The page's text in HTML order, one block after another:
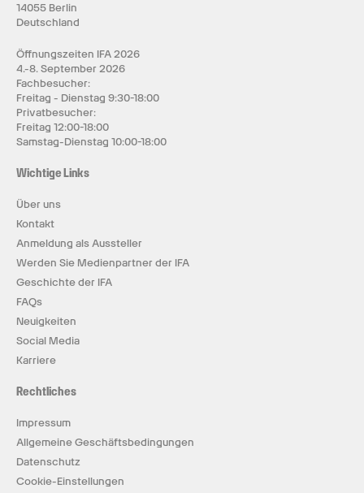
14055 Berlin
Deutschland
Öffnungszeiten IFA 2026
4.-8. September 2026
Fachbesucher:
Freitag - Dienstag 9:30-18:00
Privatbesucher:
Freitag 12:00-18:00
Samstag-Dienstag 10:00-18:00
Wichtige Links
Über uns
Kontakt
Anmeldung als Aussteller
Werden Sie Medienpartner der IFA
Geschichte der IFA
FAQs
Neuigkeiten
Social Media
Karriere
Rechtliches
Impressum
Allgemeine Geschäftsbedingungen
Datenschutz
Cookie-Einstellungen